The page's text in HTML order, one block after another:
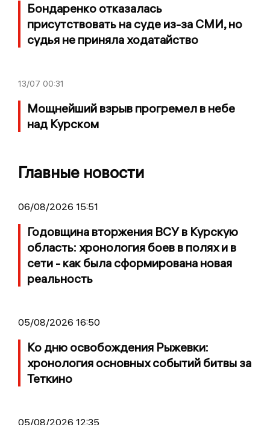
Бондаренко отказалась
присутствовать на суде из-за СМИ, но
судья не приняла ходатайство
13/07 00:31
Мощнейший взрыв прогремел в небе
над Курском
Главные новости
06/08/2026 15:51
Годовщина вторжения ВСУ в Курскую
область: хронология боев в полях и в
сети - как была сформирована новая
реальность
05/08/2026 16:50
Ко дню освобождения Рыжевки:
хронология основных событий битвы за
Теткино
05/08/2026 12:35